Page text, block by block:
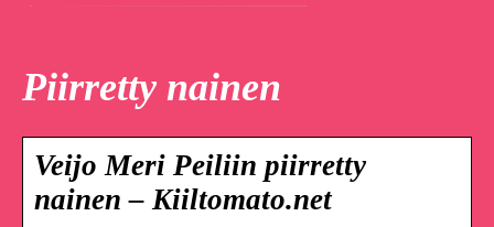
Piirretty nainen
Veijo Meri Peiliin piirretty
nainen – Kiiltomato.net